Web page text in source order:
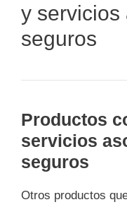
y servicios
seguros
Productos
servicios
seguros
Otros productos